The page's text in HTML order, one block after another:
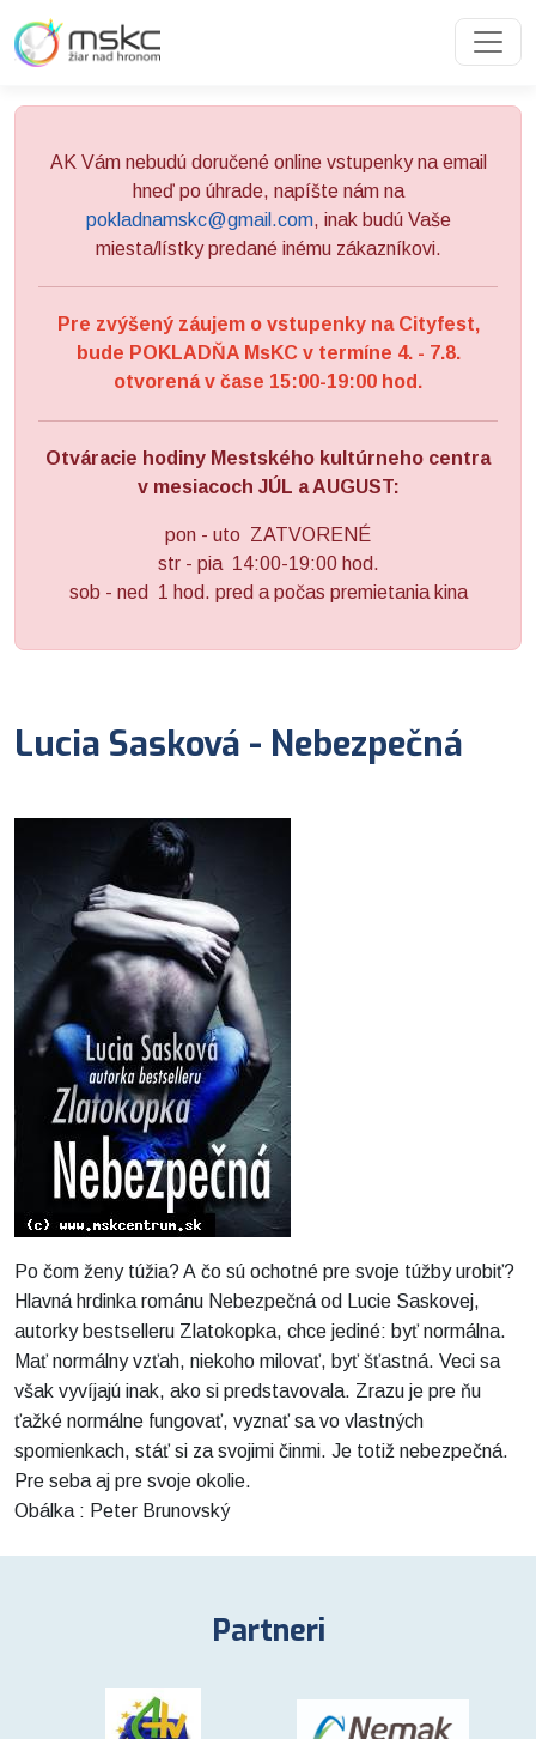
AK Vám nebudú doručené online vstupenky na email
hneď po úhrade, napíšte nám na
pokladnamskc@gmail.com, inak budú Vaše
miesta/lístky predané inému zákazníkovi.
Pre zvýšený záujem o vstupenky na Cityfest,
bude POKLADŇA MsKC v termíne 4. - 7.8.
otvorená v čase 15:00-19:00 hod.
Otváracie hodiny Mestského kultúrneho centra
v mesiacoch JÚL a AUGUST:
pon - uto ZATVORENÉ
str - pia 14:00-19:00 hod.
sob - ned 1 hod. pred a počas premietania kina
Lucia Sasková - Nebezpečná
Po čom ženy túžia? A čo sú ochotné pre svoje túžby urobiť?
Hlavná hrdinka románu Nebezpečná od Lucie Saskovej,
autorky bestselleru Zlatokopka, chce jediné: byť normálna.
Mať normálny vzťah, niekoho milovať, byť šťastná. Veci sa
však vyvíjajú inak, ako si predstavovala. Zrazu je pre ňu
ťažké normálne fungovať, vyznať sa vo vlastných
spomienkach, stáť si za svojimi činmi. Je totiž nebezpečná.
Pre seba aj pre svoje okolie.
Obálka : Peter Brunovský
Partneri